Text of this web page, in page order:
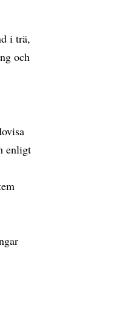
i trä,
och
enligt